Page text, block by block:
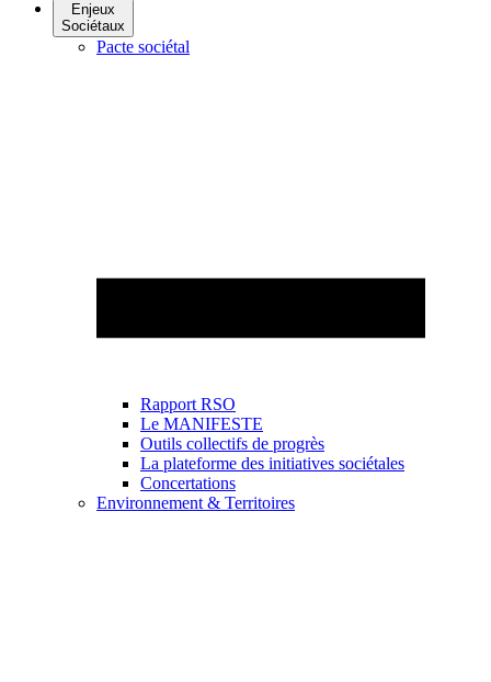
Enjeux
Sociétaux
Pacte sociétal
Rapport RSO
Le MANIFESTE
Outils collectifs de progrès
La plateforme des initiatives sociétales
Concertations
Environnement & Territoires